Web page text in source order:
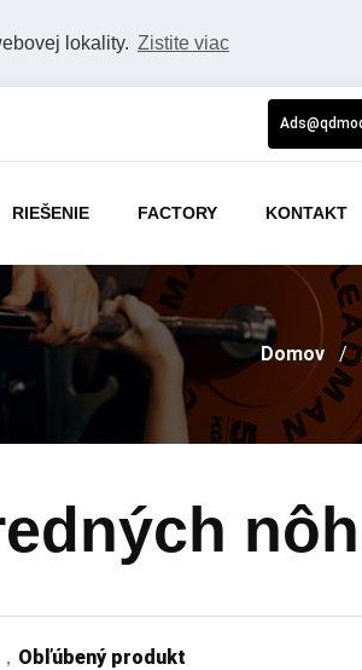
lokality. Zistite viac
RIEŠENIE FACTORY KONTAKT
Domov
nôh
， Obľúbený produkt